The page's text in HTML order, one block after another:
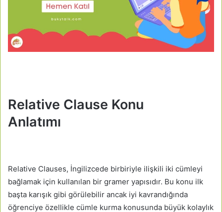
Relative Clause Konu
Anlatımı
Relative Clauses, İngilizcede birbiriyle ilişkili iki cümleyi
bağlamak için kullanılan bir gramer yapısıdır. Bu konu ilk
başta karışık gibi görülebilir ancak iyi kavrandığında
öğrenciye özellikle cümle kurma konusunda büyük kolaylık